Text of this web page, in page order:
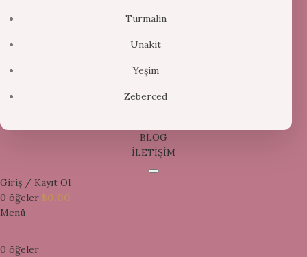
Turmalin
Unakit
Yeşim
Zeberced
BLOG
İLETİŞİM
Giriş / Kayıt Ol
0 öğeler ₺0,00
Menü
0 öğeler